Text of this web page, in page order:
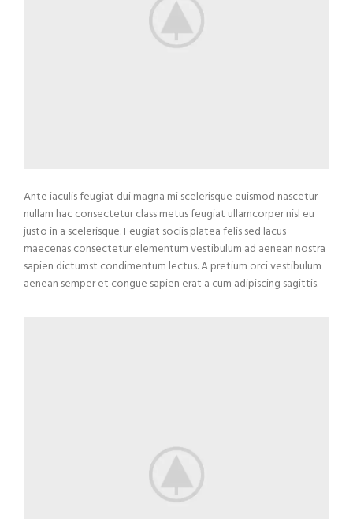
Ante iaculis feugiat dui magna mi scelerisque euismod nascetur
nullam hac consectetur class metus feugiat ullamcorper nisl eu
justo in a scelerisque. Feugiat sociis platea felis sed lacus
maecenas consectetur elementum vestibulum ad aenean nostra
sapien dictumst condimentum lectus. A pretium orci vestibulum
aenean semper et congue sapien erat a cum adipiscing sagittis.